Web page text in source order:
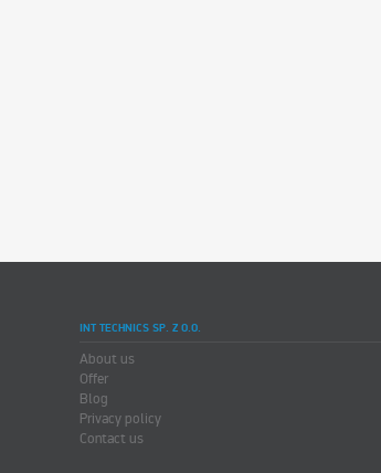
INT TECHNICS SP. Z O.O.
About us
Offer
Blog
Privacy policy
Contact us